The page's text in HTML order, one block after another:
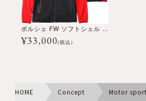
ポルシェ FW ソフトシェル ジャケット
¥33,000(税込)
HOME Concept Motor